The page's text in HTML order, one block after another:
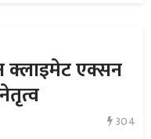
क्लाइमेट एक्सन
304